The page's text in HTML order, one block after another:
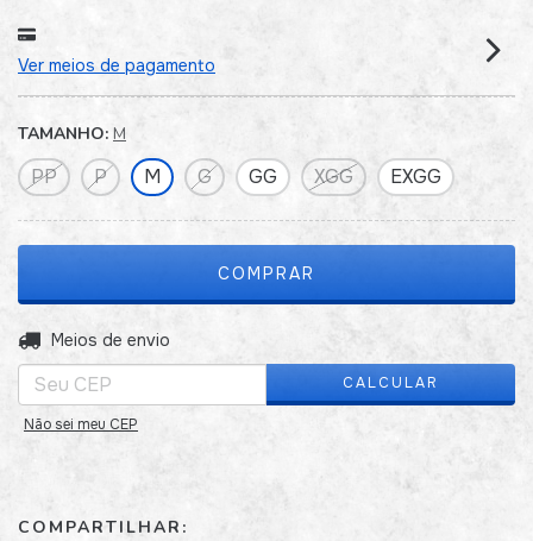
Ver meios de pagamento
TAMANHO: M
PP P M G GG XGG EXGG
Entregas para o CEP:
Meios de envio
CALCULAR
Não sei meu CEP
COMPARTILHAR: